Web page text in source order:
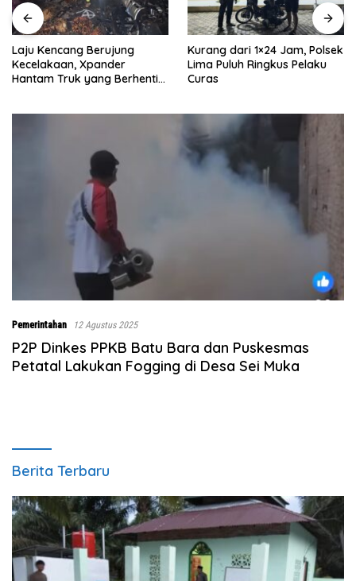
Laju Kencang Berujung
Kecelakaan, Xpander
Hantam Truk yang Berhenti
Kurang dari 1×24 Jam, Polsek
Lima Puluh Ringkus Pelaku
Curas
Pemerintahan 12 Agustus 2025
P2P Dinkes PPKB Batu Bara dan Puskesmas
Petatal Lakukan Fogging di Desa Sei Muka
Berita Terbaru